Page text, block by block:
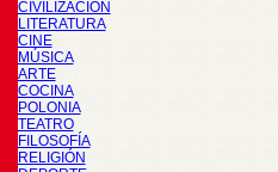
CIVILIZACIÓN
LITERATURA
CINE
MÚSICA
ARTE
COCINA
POLONIA
TEATRO
FILOSOFÍA
RELIGIÓN